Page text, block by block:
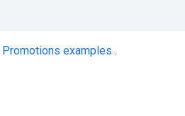
Promotions examples .